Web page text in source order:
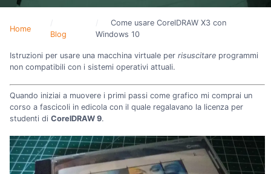
Home
Blog
Come usare CorelDRAW X3 con
Windows 10
Istruzioni per usare una macchina virtuale per risuscitare programmi
non compatibili con i sistemi operativi attuali.
Quando iniziai a muovere i primi passi come grafico mi comprai un
corso a fascicoli in edicola con il quale regalavano la licenza per
studenti di CorelDRAW 9.